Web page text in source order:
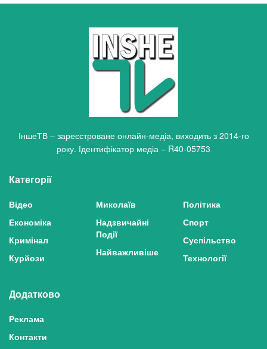
ІншеТВ – зареєстроване онлайн-медіа, виходить з 2014-го
року. Ідентифікатор медіа – R40-05753
Категорії
Відео
Економіка
Кримінал
Курйози
Миколаїв
Надзвичайні
Події
Найважливіше
Політика
Спорт
Суспільство
Технології
Додатково
Реклама
Контакти